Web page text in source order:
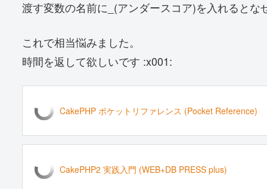
渡す変数の名前に_(アンダースコア)を入れるとな
これで相当悩みました。
時間を返して欲しいです :x001:
CakePHP ポケットリファレンス (Pocket Reference)
CakePHP2 実践入門 (WEB+DB PRESS plus)